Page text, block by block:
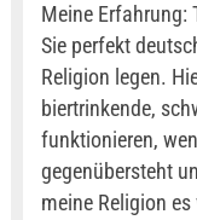
Meine Erfahrung:
Sie perfekt
Religion legen.
biertrinkende,
funktionieren,
gegenübersteht
meine Religion